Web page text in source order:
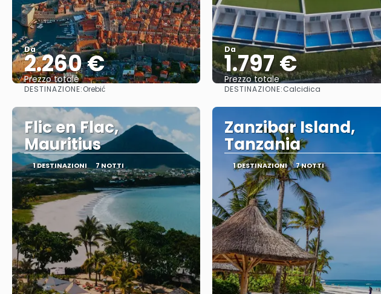
Da
2.260 €
Prezzo totale
Vedere
DESTINAZIONE:Orebić
Da
1.797 €
Prezzo totale
Vedere
DESTINAZIONE:Calcidica
Flic en Flac,
Mauritius
1 DESTINAZIONI 7 NOTTI
Zanzibar Island,
Tanzania
1 DESTINAZIONI 7 NOTTI